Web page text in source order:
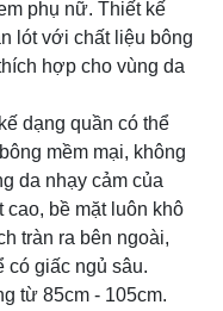
phụ nữ. Thiết kế
lót với chất liệu bông
hợp cho vùng da
dạng quần có thể
mềm mại, không
da nhạy cảm của
cao, bề mặt luôn khô
tràn ra bên ngoài,
có giấc ngủ sâu.
từ 85cm - 105cm.